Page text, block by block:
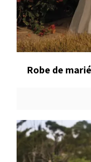
Robe de